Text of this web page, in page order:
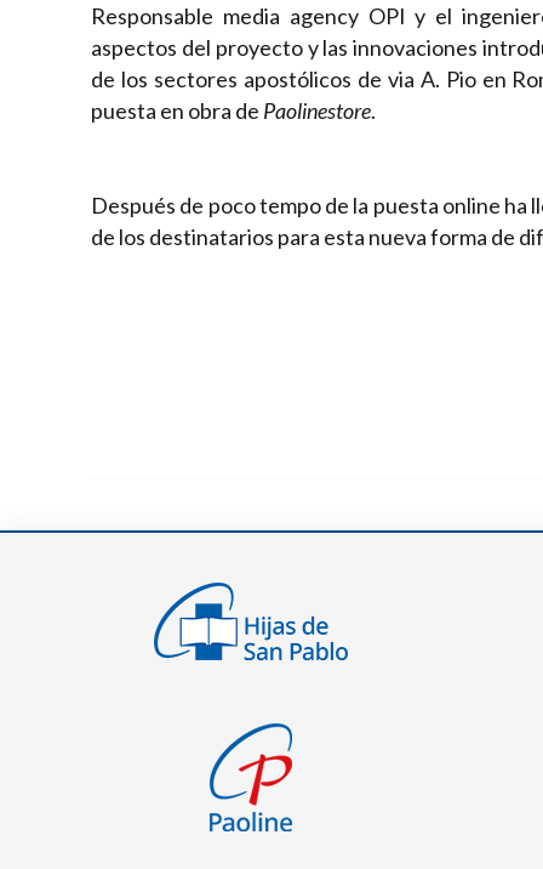
Responsable media agency OPI y el
aspectos del proyecto y las innovaciones
de los sectores apostólicos de via A. Pio en
puesta en obra de Paolinestore.
Después de poco tempo de la puesta online
de los destinatarios para esta nueva forma de